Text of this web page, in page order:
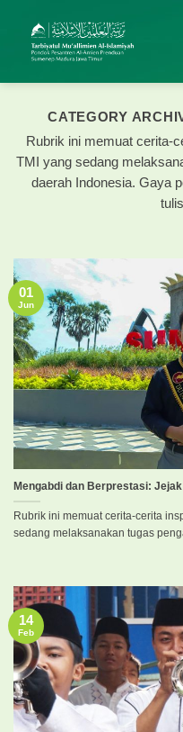
content
CATEGORY
Rubrik ini memuat cerita-
TMI yang sedang
daerah Indonesia. Gaya
Mengabdi dan Berprestasi:
Rubrik ini memuat cerita-cerita
sedang melaksanakan tugas
01
Jun
14
Feb